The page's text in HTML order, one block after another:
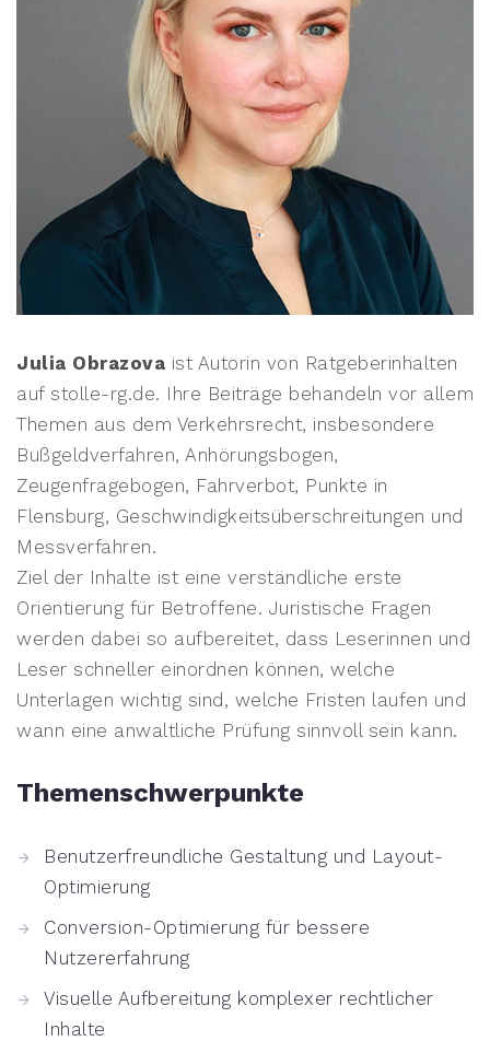
Julia Obrazova ist Autorin von Ratgeberinhalten
auf stolle-rg.de. Ihre Beiträge behandeln vor allem
Themen aus dem Verkehrsrecht, insbesondere
Bußgeldverfahren, Anhörungsbogen,
Zeugenfragebogen, Fahrverbot, Punkte in
Flensburg, Geschwindigkeitsüberschreitungen und
Messverfahren.
Ziel der Inhalte ist eine verständliche erste
Orientierung für Betroffene. Juristische Fragen
werden dabei so aufbereitet, dass Leserinnen und
Leser schneller einordnen können, welche
Unterlagen wichtig sind, welche Fristen laufen und
wann eine anwaltliche Prüfung sinnvoll sein kann.
Themenschwerpunkte
Benutzerfreundliche Gestaltung und Layout-
Optimierung
Conversion-Optimierung für bessere
Nutzererfahrung
Visuelle Aufbereitung komplexer rechtlicher
Inhalte